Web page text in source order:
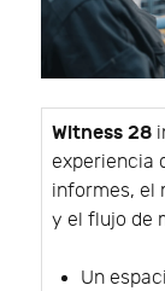
Witness 28
experiencia
informes, el
y el flujo de
Un